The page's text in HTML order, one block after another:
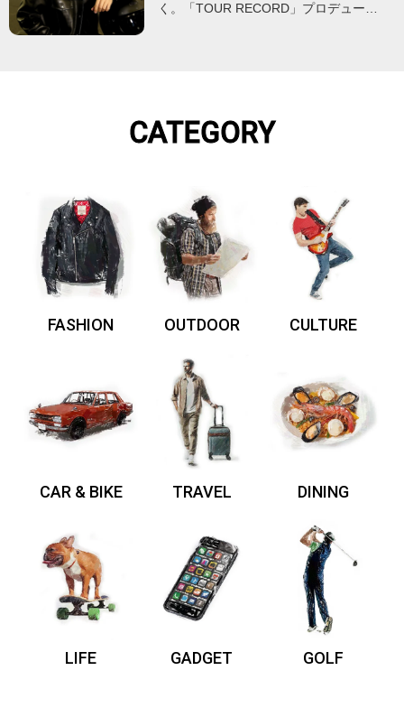
く。「TOUR RECORD」プロデュー…
CATEGORY
FASHION OUTDOOR CULTURE
CAR & BIKE TRAVEL DINING
LIFE GADGET GOLF